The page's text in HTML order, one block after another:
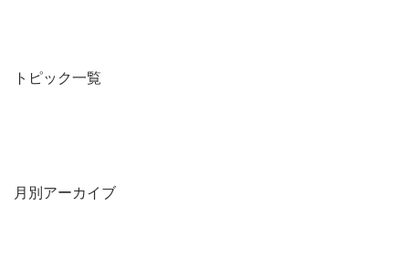
トピック一覧
月別アーカイブ